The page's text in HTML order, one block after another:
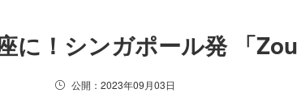
に！シンガポール発 「
公開：2023年09月03日